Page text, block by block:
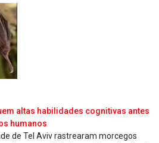
altas habilidades cognitivas antes
humanos
de Tel Aviv rastrearam morcegos